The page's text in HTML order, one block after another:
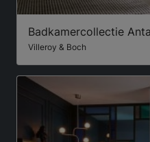
Badkamercollectie
Villeroy & Boch